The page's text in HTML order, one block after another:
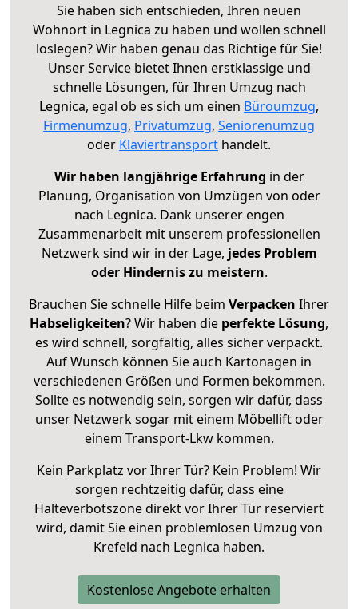
Sie haben sich entschieden, Ihren neuen
Wohnort in Legnica zu haben und wollen schnell
loslegen? Wir haben genau das Richtige für Sie!
Unser Service bietet Ihnen erstklassige und
schnelle Lösungen, für Ihren Umzug nach
Legnica, egal ob es sich um einen Büroumzug,
Firmenumzug, Privatumzug, Seniorenumzug
oder Klaviertransport handelt.
Wir haben langjährige Erfahrung in der
Planung, Organisation von Umzügen von oder
nach Legnica. Dank unserer engen
Zusammenarbeit mit unserem professionellen
Netzwerk sind wir in der Lage, jedes Problem
oder Hindernis zu meistern.
Brauchen Sie schnelle Hilfe beim Verpacken Ihrer
Habseligkeiten? Wir haben die perfekte Lösung,
es wird schnell, sorgfältig, alles sicher verpackt.
Auf Wunsch können Sie auch Kartonagen in
verschiedenen Größen und Formen bekommen.
Sollte es notwendig sein, sorgen wir dafür, dass
unser Netzwerk sogar mit einem Möbellift oder
einem Transport-Lkw kommen.
Kein Parkplatz vor Ihrer Tür? Kein Problem! Wir
sorgen rechtzeitig dafür, dass eine
Halteverbotszone direkt vor Ihrer Tür reserviert
wird, damit Sie einen problemlosen Umzug von
Krefeld nach Legnica haben.
Kostenlose Angebote erhalten